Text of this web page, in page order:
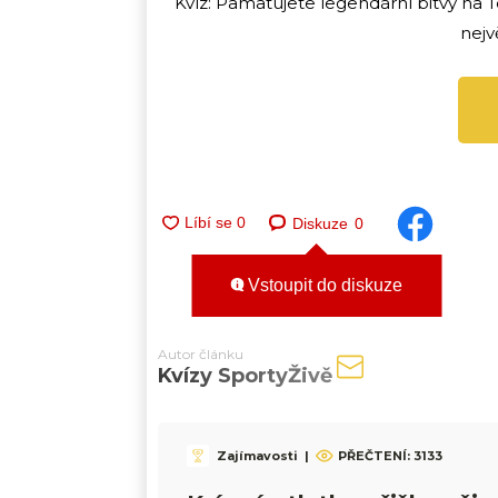
Diskuze 0
Vstoupit do diskuze
Autor článku
Kvízy SportyŽivě
Zajímavosti | PŘEČTENÍ: 3133